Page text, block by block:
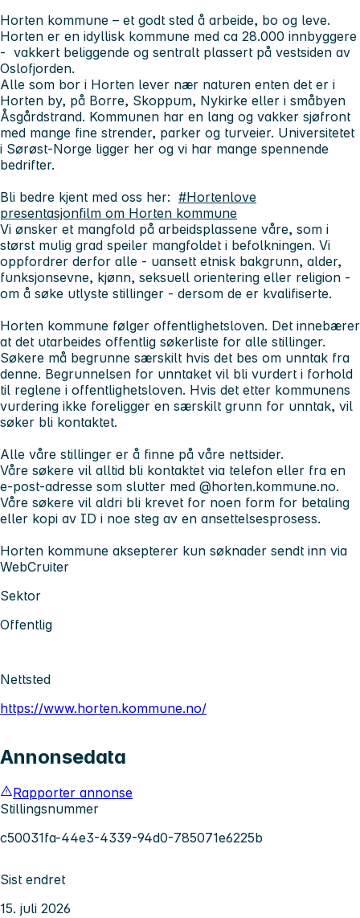
Horten kommune – et godt sted å arbeide, bo og leve.
Horten er en idyllisk kommune med ca 28.000 innbyggere
- vakkert beliggende og sentralt plassert på vestsiden av
Oslofjorden.
Alle som bor i Horten lever nær naturen enten det er i
Horten by, på Borre, Skoppum, Nykirke eller i småbyen
Åsgårdstrand. Kommunen har en lang og vakker sjøfront
med mange fine strender, parker og turveier. Universitetet
i Sørøst-Norge ligger her og vi har mange spennende
bedrifter.
Bli bedre kjent med oss her: #Hortenlove
presentasjonfilm om Horten kommune
Vi ønsker et mangfold på arbeidsplassene våre, som i
størst mulig grad speiler mangfoldet i befolkningen. Vi
oppfordrer derfor alle - uansett etnisk bakgrunn, alder,
funksjonsevne, kjønn, seksuell orientering eller religion -
om å søke utlyste stillinger - dersom de er kvalifiserte.
Horten kommune følger offentlighetsloven. Det innebærer
at det utarbeides offentlig søkerliste for alle stillinger.
Søkere må begrunne særskilt hvis det bes om unntak fra
denne. Begrunnelsen for unntaket vil bli vurdert i forhold
til reglene i offentlighetsloven. Hvis det etter kommunens
vurdering ikke foreligger en særskilt grunn for unntak, vil
søker bli kontaktet.
Alle våre stillinger er å finne på våre nettsider.
Våre søkere vil alltid bli kontaktet via telefon eller fra en
e-post-adresse som slutter med @horten.kommune.no.
Våre søkere vil aldri bli krevet for noen form for betaling
eller kopi av ID i noe steg av en ansettelsesprosess.
Horten kommune aksepterer kun søknader sendt inn via
WebCruiter
Sektor
Offentlig
Nettsted
https://www.horten.kommune.no/
Annonsedata
Rapporter annonse
Stillingsnummer
c50031fa-44e3-4339-94d0-785071e6225b
Sist endret
15. juli 2026